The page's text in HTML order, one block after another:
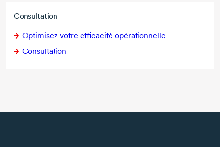
Consultation
Optimisez votre efficacité opérationnelle
Consultation